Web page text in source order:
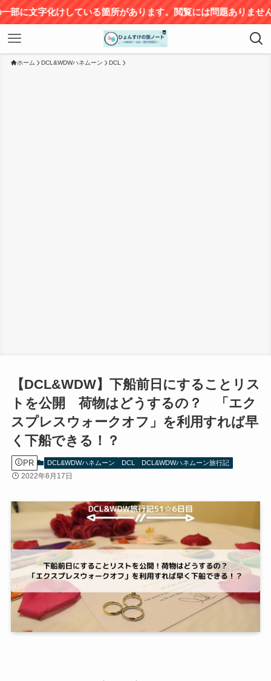
している箇所があります。閲覧には問題ありませんが、ご不
ホーム DCL&WDWハネムーン DCL
【DCL&WDW】下船前日にすることリス
トを公開 荷物はどうするの？ 「エク
スプレスウォークオフ」を利用すれば早
く下船できる！？
PR DCL&WDWハネムーン DCL DCL&WDWハネムーン旅行記
2022年6月17日